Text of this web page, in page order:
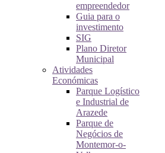
empreendedor
Guia para o
investimento
SIG
Plano Diretor
Municipal
Atividades
Económicas
Parque Logístico
e Industrial de
Arazede
Parque de
Negócios de
Montemor-o-